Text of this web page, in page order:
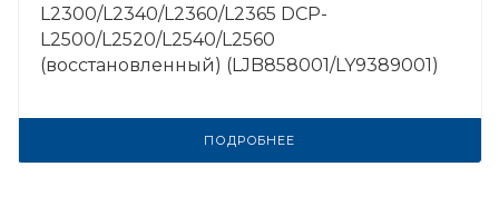
L2300/L2340/L2360/L2365 DCP-
L2500/L2520/L2540/L2560
(восстановленный) (LJB858001/LY9389001)
ПОДРОБНЕЕ